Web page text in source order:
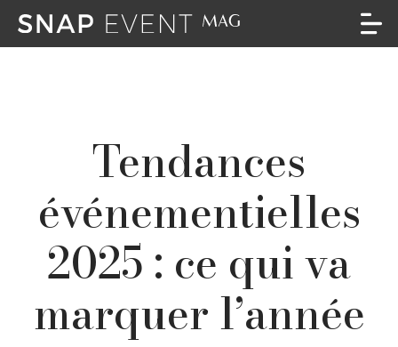
Tendances
événementielles
2025 : ce qui va
marquer l’année